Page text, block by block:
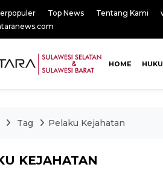
Top News Tentang Kami
HOME
Tag Pelaku Kejahatan
KEJAHATAN